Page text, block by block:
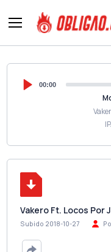
00:00
Vakero Ft. Locos Por
Subido 2018-10-27